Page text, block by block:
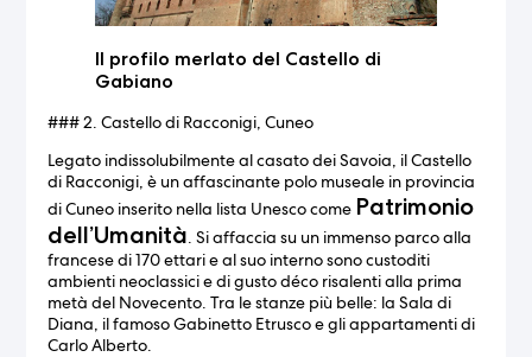
Il profilo merlato del Castello di
Gabiano
### 2. Castello di Racconigi, Cuneo
Legato indissolubilmente al casato dei Savoia, il Castello
di Racconigi, è un affascinante polo museale in provincia
di Cuneo inserito nella lista Unesco come Patrimonio
dell’Umanità. Si affaccia su un immenso parco alla
francese di 170 ettari e al suo interno sono custoditi
ambienti neoclassici e di gusto déco risalenti alla prima
metà del Novecento. Tra le stanze più belle: la Sala di
Diana, il famoso Gabinetto Etrusco e gli appartamenti di
Carlo Alberto.